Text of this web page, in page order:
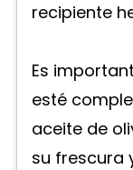
recipiente
Es
esté
aceite de
su frescura